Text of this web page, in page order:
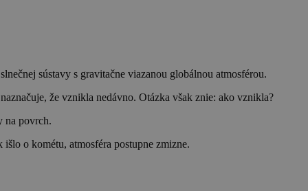
sústavy s gravitačne viazanou globálnou atmosférou.
že vznikla nedávno. Otázka však znie: ako vznikla?
na povrch.
o kométu, atmosféra postupne zmizne.